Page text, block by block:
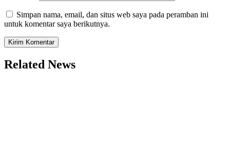
Simpan nama, email, dan situs web saya pada peramban ini
untuk komentar saya berikutnya.
Related News